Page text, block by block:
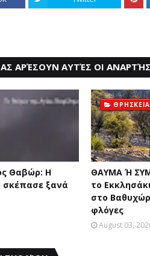
ΑΡΈΣΟΥΝ ΑΥΤΈΣ ΟΙ
Θαβώρ: H
σκέπασε ξανά
ΘΡΗΣΚΕΙΑ
ΘΑΥΜΑ Ή
το
στο
φλόγες
August 03,